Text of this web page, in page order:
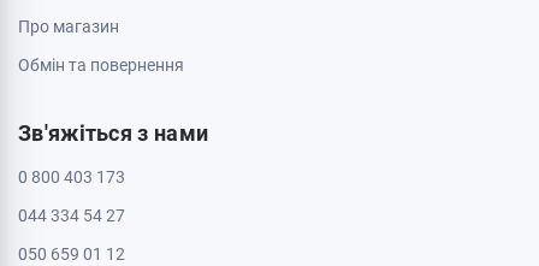
Про магазин
Обмін та повернення
Зв'яжіться з нами
0 800 403 173
044 334 54 27
050 659 01 12